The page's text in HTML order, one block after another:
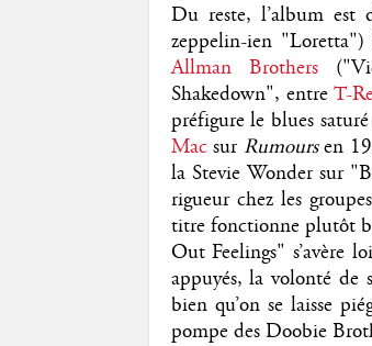
Du reste, l’album est
zeppelin-ien
Allman Brothers
Shakedown", entreT-
préfigure le blues
Macsur Rumoursen
la Stevie Wonder sur
rigueur chez les
titre fonctionne plutôt
Out Feelings" s’avère
appuyés, la volonté de
bien qu’on se laisse
pompe des Doobie